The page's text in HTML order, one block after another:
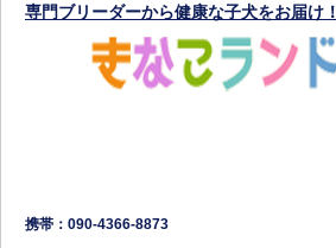
専門ブリーダーから健康な子犬をお届け！
携帯：090-4366-8873